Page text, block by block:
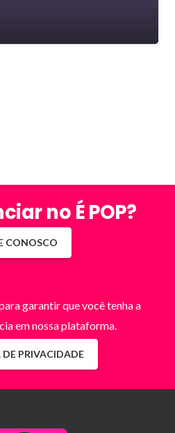
no É POP?
CONOSCO
garantir que você tenha a
em nossa plataforma.
PRIVACIDADE